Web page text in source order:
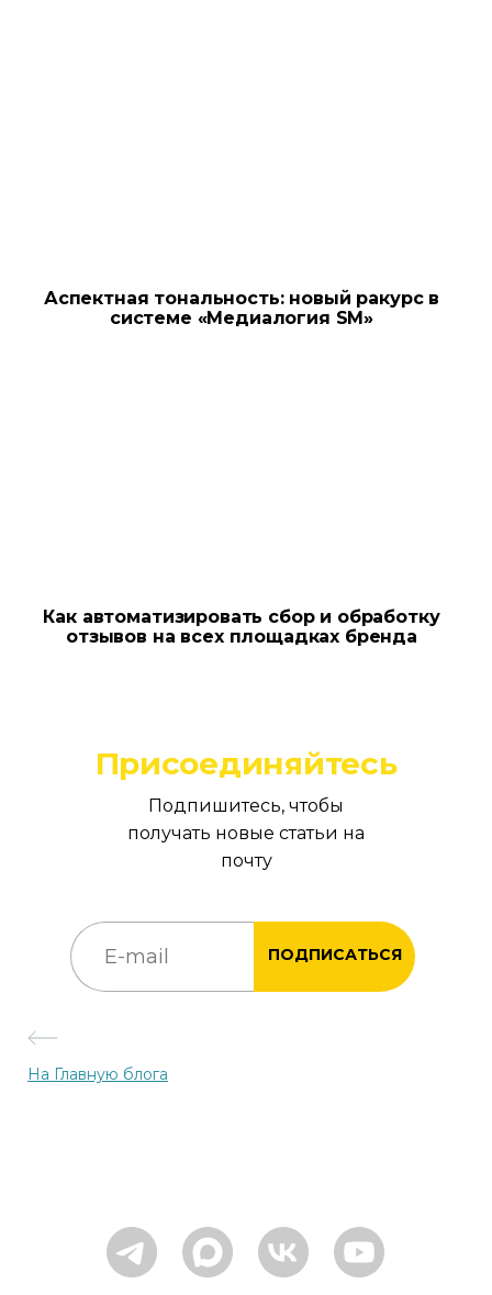
Аспектная тональность: новый ракурс в
системе «Медиалогия SM»
Как автоматизировать сбор и обработку
отзывов на всех площадках бренда
Присоединяйтесь
Подпишитесь, чтобы
получать новые статьи на
почту
ПОДПИСАТЬСЯ
На Главную блога